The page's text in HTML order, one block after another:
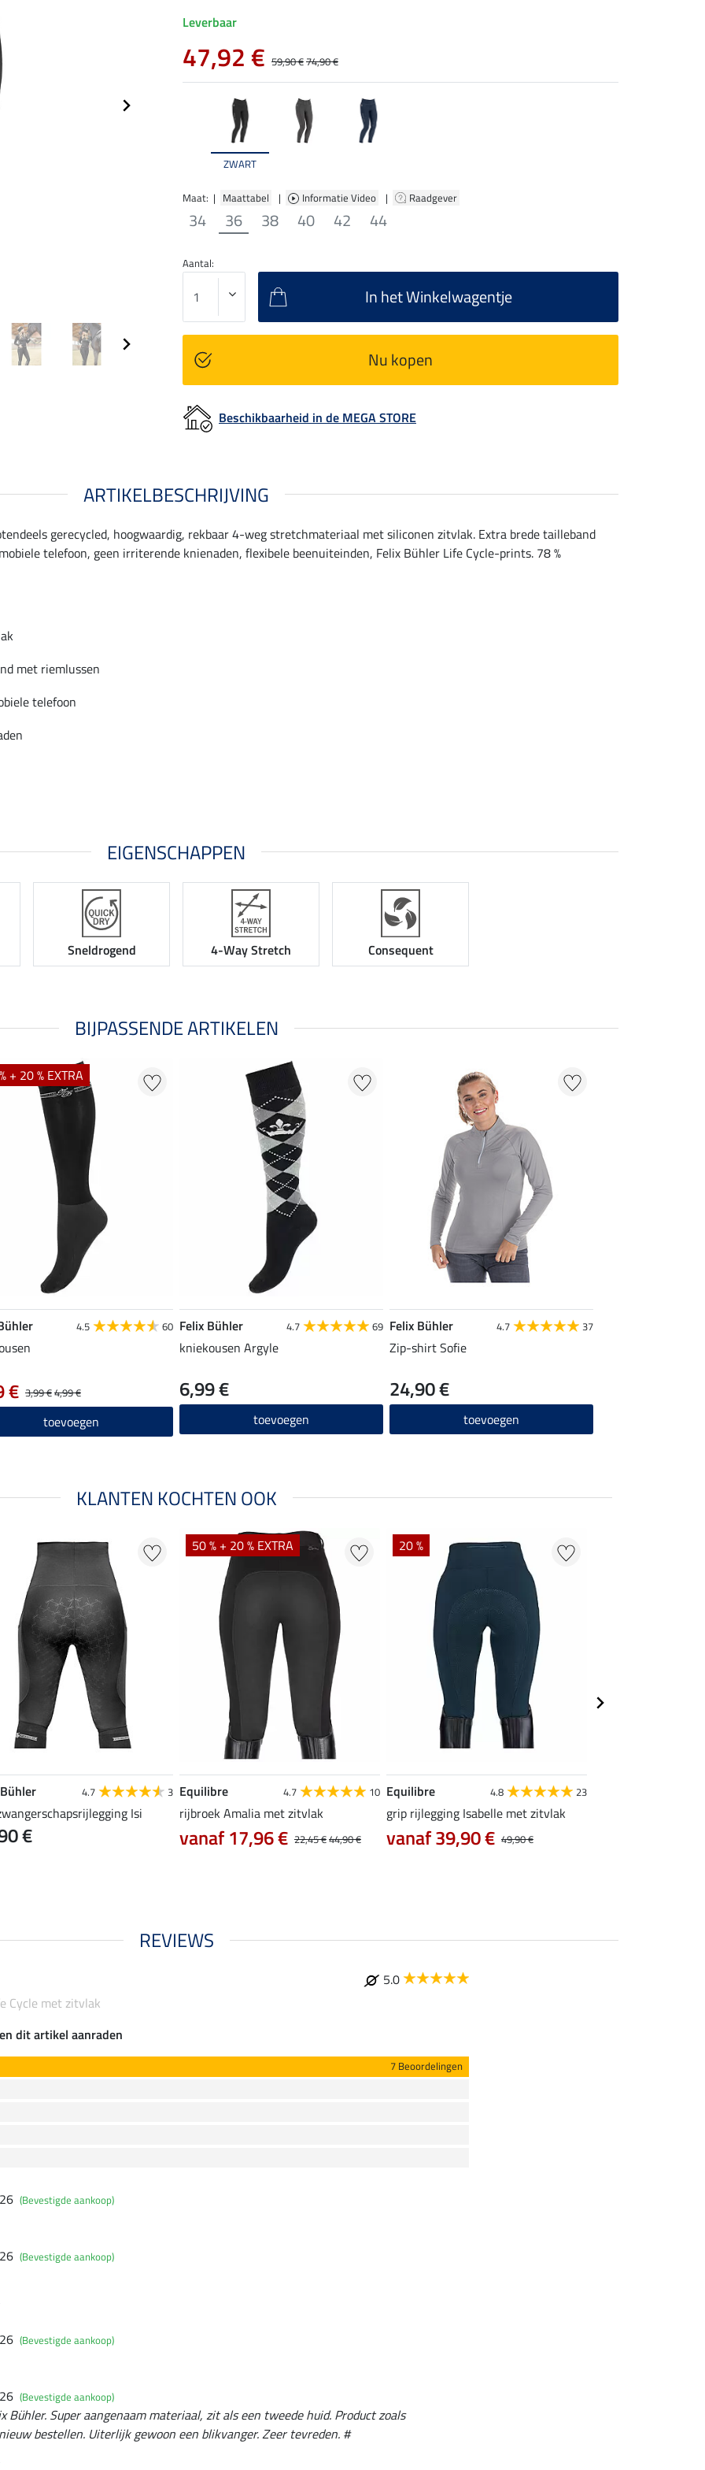
ZWART
Maat: | Maattabel | Informatie Video | Raadgever
34 36 38 40 42 44
Leverbaar
47,92 € 59,90 €74,90 €
Aantal:
In het Winkelwagentje
Nu kopen
Beschikbaarheid in de MEGA STORE
ARTIKELBESCHRIJVING
gerecycled, hoogwaardig, rekbaar 4-weg stretchmateriaal met siliconen zitvlak. Extra brede tailleband
telefoon, geen irriterende knienaden, flexibele beenuiteinden, Felix Bühler Life Cycle-prints. 78 %
met riemlussen
telefoon
EIGENSCHAPPEN
Sneldrogend 4-Way Stretch Consequent
BIJPASSENDE ARTIKELEN
+ 20 % EXTRA
4.5 60
3,99 €4,99 €
€
toevoegen
Felix Bühler 4.7 69
kniekousen Argyle
6,99 €
toevoegen
Felix Bühler 4.7 37
Zip-shirt Sofie
24,90 €
toevoegen
KLANTEN KOCHTEN OOK
4.7 3
Isi
€
50 % + 20 % EXTRA
Equilibre 4.7 10
rijbroek Amalia met zitvlak
22,45 €44,90 €
vanaf 17,96 €
20 %
Equilibre 4.8 23
grip rijlegging Isabelle met zitvlak
49,90 €
vanaf 39,90 €
REVIEWS
5.0
Cycle met zitvlak
dit artikel aanraden
7 Beoordelingen
(Bevestigde aankoop)
(Bevestigde aankoop)
(Bevestigde aankoop)
(Bevestigde aankoop)
Bühler. Super aangenaam materiaal, zit als een tweede huid. Product zoals
bestellen. Uiterlijk gewoon een blikvanger. Zeer tevreden. #